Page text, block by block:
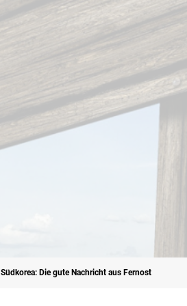
Südkorea: Die gute Nachricht aus Fernost